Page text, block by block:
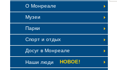
О Монреале
Музеи
Парки
Спорт и отдых
Досуг в Монреале
Наши люди
НОВОЕ!